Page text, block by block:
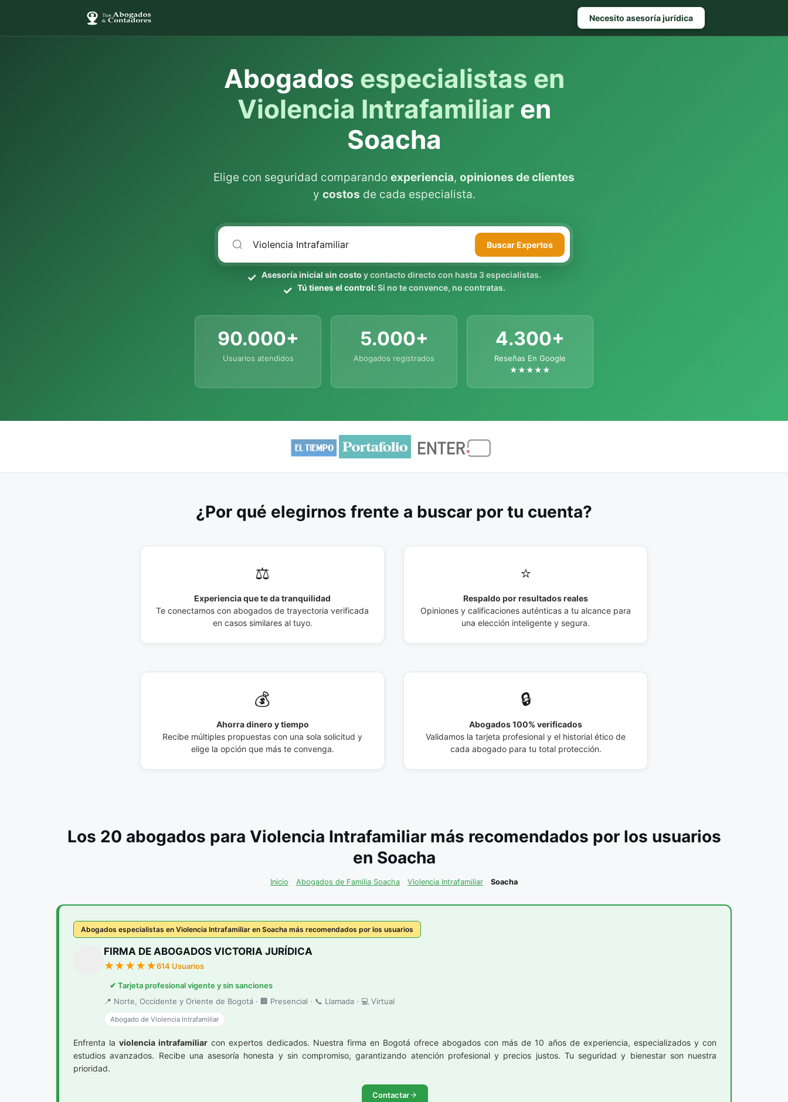
Necesito asesoría jurídica
Abogados especialistas en
Violencia Intrafamiliaren
Soacha
Elige con seguridad comparando experiencia, opiniones de clientes
y costos de cada especialista.
BuscarExpertos
Asesoría inicial sin costo y contacto directo con hasta 3 especialistas.
Tú tienes el control:Si no te convence, no contratas.
90.000+
Usuarios atendidos
5.000+
Abogados registrados
4.300+
Reseñas En Google
★★★★★
¿Por qué elegirnos frente a buscar por tu cuenta?
⚖️
Experiencia que te da tranquilidad
Te conectamos con abogados de trayectoria verificada
en casos similares al tuyo.
⭐
Respaldo por resultados reales
Opiniones y calificaciones auténticas a tu alcance para
una elección inteligente y segura.
💰
Ahorra dinero y tiempo
Recibe múltiples propuestas con una sola solicitud y
elige la opción que más te convenga.
🔒
Abogados 100% verificados
Validamos la tarjeta profesional y el historial ético de
cada abogado para tu total protección.
Los 20 abogados para Violencia Intrafamiliar más recomendados por los usuarios
en Soacha
Inicio Abogados de Familia Soacha Violencia Intrafamiliar Soacha
Abogados especialistas en Violencia Intrafamiliar en Soacha más recomendados por los usuarios
FIRMA DE ABOGADOS VICTORIA JURÍDICA
614 Usuarios
✔ Tarjeta profesional vigente y sin sanciones
📍 Norte, Occidente y Oriente de Bogotá · 🏢 Presencial · 📞 Llamada · 💻 Virtual
Abogado de Violencia Intrafamiliar
Enfrenta laviolencia intrafamiliar con expertos dedicados. Nuestra firma en Bogotá ofrece abogados con más de 10 años de experiencia, especializados y con
estudios avanzados. Recibe una asesoría honesta y sin compromiso, garantizando atención profesional y precios justos. Tu seguridad y bienestar son nuestra
prioridad.
Contactar